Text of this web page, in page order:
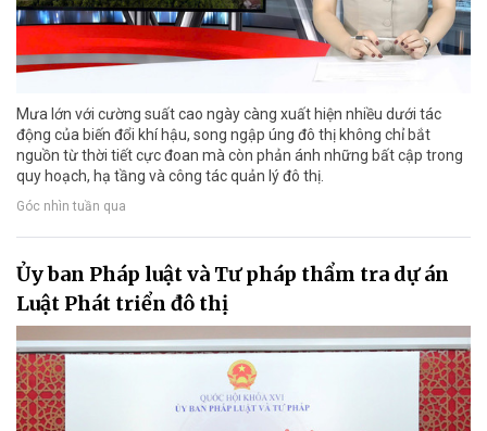
Mưa lớn với cường suất cao ngày càng xuất hiện nhiều dưới tác
động của biến đổi khí hậu, song ngập úng đô thị không chỉ bắt
nguồn từ thời tiết cực đoan mà còn phản ánh những bất cập trong
quy hoạch, hạ tầng và công tác quản lý đô thị.
Góc nhìn tuần qua
Ủy ban Pháp luật và Tư pháp thẩm tra dự án
Luật Phát triển đô thị